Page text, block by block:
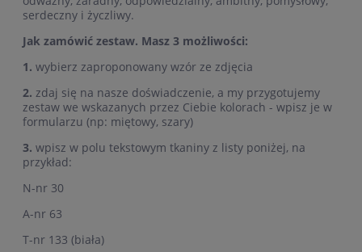
serdeczny i życzliwy.
Jak zamówić zestaw. Masz 3 możliwości:
1. wybierz zaproponowany wzór ze zdjęcia
2. zdaj się na nasze doświadczenie, a my przygotujemy
zestaw we wskazanych przez Ciebie kolorach - wpisz je w
formularzu (np: miętowy, szary)
3. wpisz w polu tekstowym tkaniny z listy poniżej, na
przykład:
N-nr 30
A-nr 63
T-nr 133 (biała)